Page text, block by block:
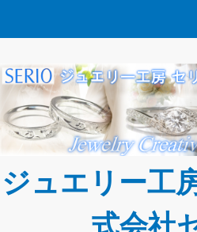
ン
ツ
へ
ス
キ
ジュエリー工